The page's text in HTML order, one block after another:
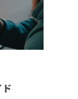
ド